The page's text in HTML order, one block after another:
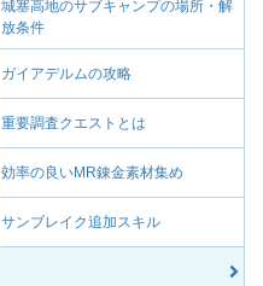
城塞高地のサブキャンプの場所・解
放条件
ガイアデルムの攻略
重要調査クエストとは
効率の良いMR錬金素材集め
サンブレイク追加スキル